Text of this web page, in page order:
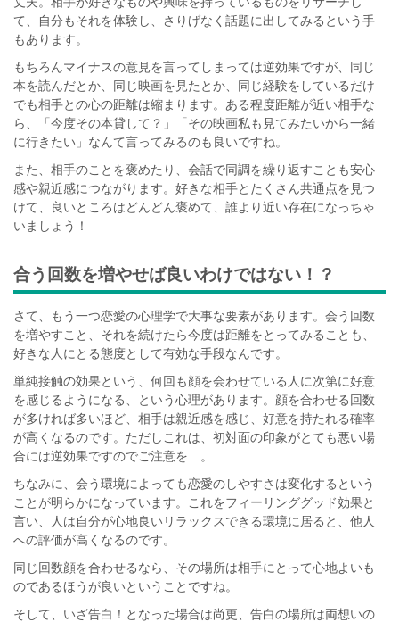
て、自分もそれを体験し、さりげなく話題に出してみるという手
もあります。
もちろんマイナスの意見を言ってしまっては逆効果ですが、同じ
本を読んだとか、同じ映画を見たとか、同じ経験をしているだけ
でも相手との心の距離は縮まります。ある程度距離が近い相手な
ら、「今度その本貸して？」「その映画私も見てみたいから一緒
に行きたい」なんて言ってみるのも良いですね。
また、相手のことを褒めたり、会話で同調を繰り返すことも安心
感や親近感につながります。好きな相手とたくさん共通点を見つ
けて、良いところはどんどん褒めて、誰より近い存在になっちゃ
いましょう！
合う回数を増やせば良いわけではない！？
さて、もう一つ恋愛の心理学で大事な要素があります。会う回数
を増やすこと、それを続けたら今度は距離をとってみることも、
好きな人にとる態度として有効な手段なんです。
単純接触の効果という、何回も顔を会わせている人に次第に好意
を感じるようになる、という心理があります。顔を合わせる回数
が多ければ多いほど、相手は親近感を感じ、好意を持たれる確率
が高くなるのです。ただしこれは、初対面の印象がとても悪い場
合には逆効果ですのでご注意を…。
ちなみに、会う環境によっても恋愛のしやすさは変化するという
ことが明らかになっています。これをフィーリンググッド効果と
言い、人は自分が心地良いリラックスできる環境に居ると、他人
への評価が高くなるのです。
同じ回数顔を合わせるなら、その場所は相手にとって心地よいも
のであるほうが良いということですね。
そして、いざ告白！となった場合は尚更、告白の場所は両想いの